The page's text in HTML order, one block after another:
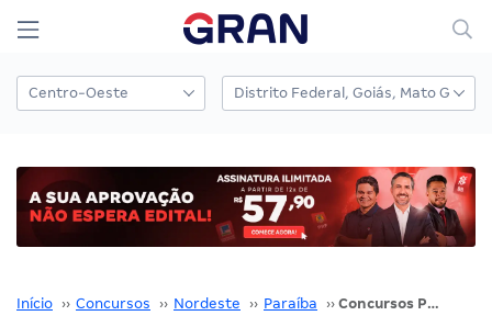
Início ›› Concursos ›› Nordeste ›› Paraíba ›› Concursos PB: LDO 2021 prevê novos concursos!